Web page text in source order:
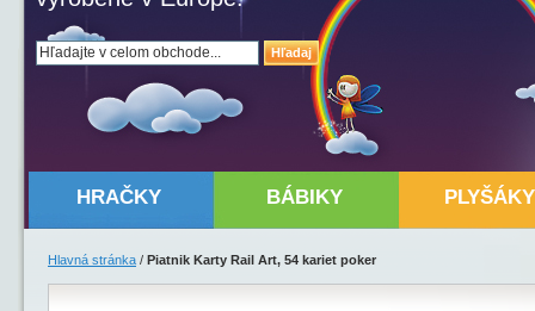
Hľadaj
HRAČKY BÁBIKY PLYŠÁKY
Hlavná stránka / Piatnik Karty Rail Art, 54 kariet poker